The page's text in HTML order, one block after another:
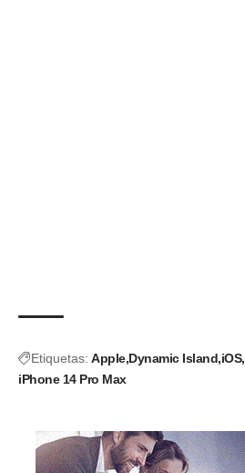
Etiquetas: Apple Dynamic Island iOS
iPhone 14 Pro Max